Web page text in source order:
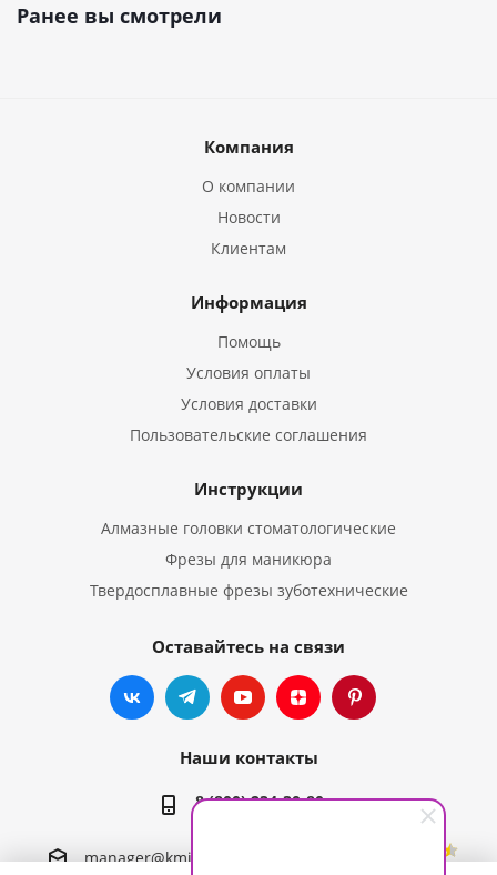
Ранее вы смотрели
Компания
О компании
Новости
Клиентам
Информация
Помощь
Условия оплаты
Условия доставки
Пользовательские соглашения
Инструкции
Алмазные головки стоматологические
Фрезы для маникюра
Твердосплавные фрезы зуботехнические
Оставайтесь на связи
Наши контакты
8 (800) 234-30-80
manager@kmiz-online.ru